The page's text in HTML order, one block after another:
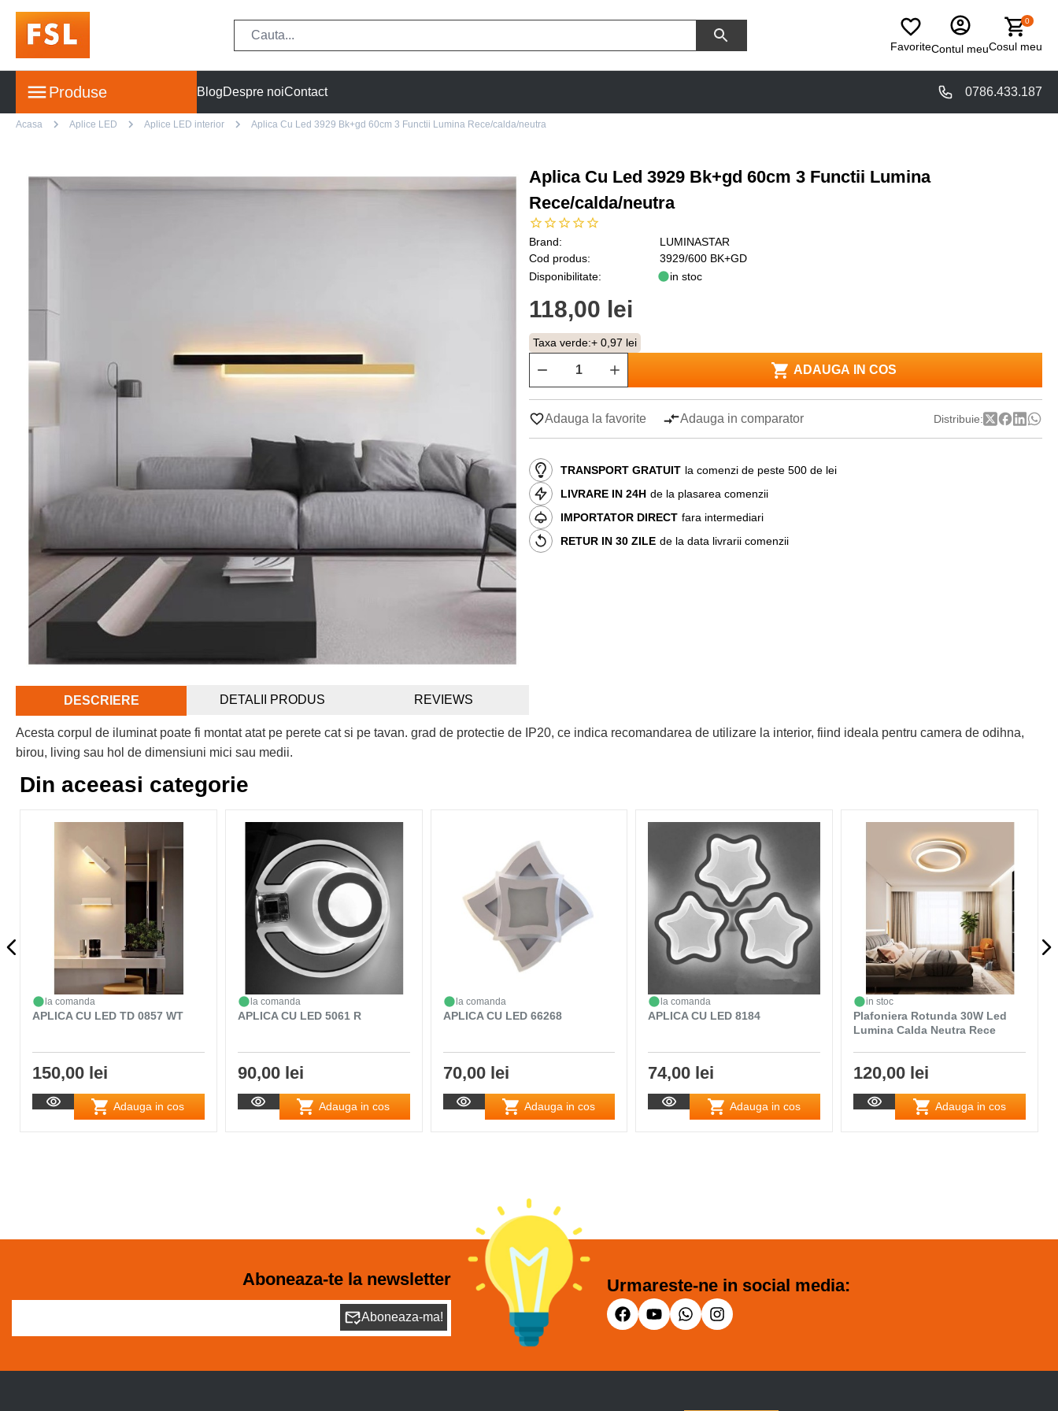
FavoriteContul meu
0
Cosul meu
Produse BlogDespre noiContact 0786.433.187
Acasa Aplice LED Aplice LED interior Aplica Cu Led 3929 Bk+gd 60cm 3 Functii Lumina Rece/calda/neutra
Aplica Cu Led 3929 Bk+gd 60cm 3 Functii Lumina
Rece/calda/neutra
Brand:
LUMINASTAR
Cod produs:
3929/600 BK+GD
Disponibilitate:
in stoc
118,00 lei
Taxa verde:+ 0,97 lei
ADAUGA IN COS
Adauga la favorite Adauga in comparator Distribuie:
TRANSPORT GRATUIT la comenzi de peste 500 de lei
LIVRARE IN 24H de la plasarea comenzii
IMPORTATOR DIRECT fara intermediari
RETUR IN 30 ZILE de la data livrarii comenzii
DESCRIERE DETALII PRODUS REVIEWS
Acesta corpul de iluminat poate fi montat atat pe perete cat si pe tavan. grad de protectie de IP20, ce indica recomandarea de utilizare la interior, fiind ideala pentru camera de odihna,
birou, living sau hol de dimensiuni mici sau medii.
Din aceeasi categorie
la comanda
APLICA CU LED TD 0857 WT
150,00 lei
Adauga in cos
la comanda
APLICA CU LED 5061 R
90,00 lei
Adauga in cos
la comanda
APLICA CU LED 66268
70,00 lei
Adauga in cos
la comanda
APLICA CU LED 8184
74,00 lei
Adauga in cos
in stoc
Plafoniera Rotunda 30W Led
Lumina Calda Neutra Rece
120,00 lei
Adauga in cos
Aboneaza-te la newsletter
Aboneaza-ma!
Urmareste-ne in social media: